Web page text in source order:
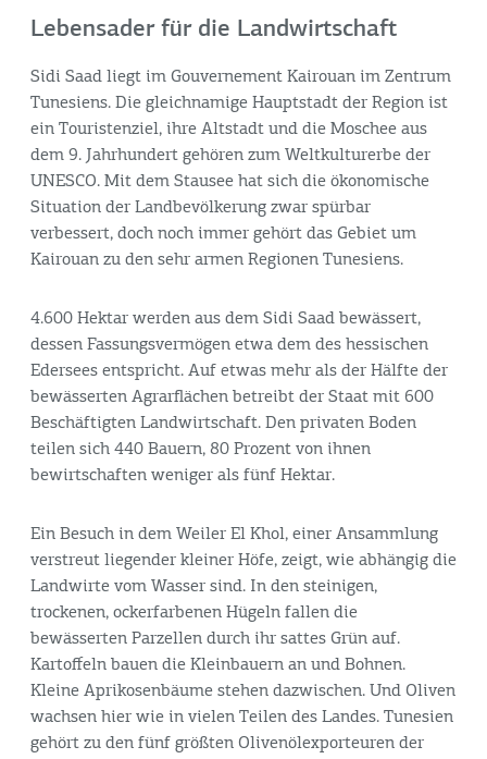
Lebensader für die Landwirtschaft
Sidi Saad liegt im Gouvernement Kairouan im Zentrum
Tunesiens. Die gleichnamige Hauptstadt der Region ist
ein Touristenziel, ihre Altstadt und die Moschee aus
dem 9. Jahrhundert gehören zum Weltkulturerbe der
UNESCO. Mit dem Stausee hat sich die ökonomische
Situation der Landbevölkerung zwar spürbar
verbessert, doch noch immer gehört das Gebiet um
Kairouan zu den sehr armen Regionen Tunesiens.
4.600 Hektar werden aus dem Sidi Saad bewässert,
dessen Fassungsvermögen etwa dem des hessischen
Edersees entspricht. Auf etwas mehr als der Hälfte der
bewässerten Agrarflächen betreibt der Staat mit 600
Beschäftigten Landwirtschaft. Den privaten Boden
teilen sich 440 Bauern, 80 Prozent von ihnen
bewirtschaften weniger als fünf Hektar.
Ein Besuch in dem Weiler El Khol, einer Ansammlung
verstreut liegender kleiner Höfe, zeigt, wie abhängig die
Landwirte vom Wasser sind. In den steinigen,
trockenen, ockerfarbenen Hügeln fallen die
bewässerten Parzellen durch ihr sattes Grün auf.
Kartoffeln bauen die Kleinbauern an und Bohnen.
Kleine Aprikosenbäume stehen dazwischen. Und Oliven
wachsen hier wie in vielen Teilen des Landes. Tunesien
gehört zu den fünf größten Olivenölexporteuren der